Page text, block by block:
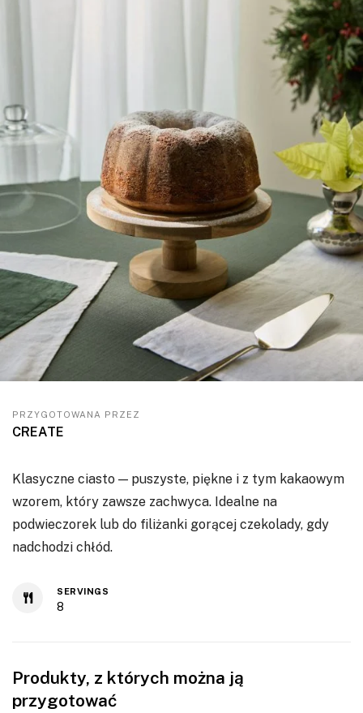
PRZYGOTOWANA PRZEZ
CREATE
Klasyczne ciasto — puszyste, piękne i z tym kakaowym
wzorem, który zawsze zachwyca. Idealne na
podwieczorek lub do filiżanki gorącej czekolady, gdy
nadchodzi chłód.
SERVINGS
8
Produkty, z których można ją
przygotować